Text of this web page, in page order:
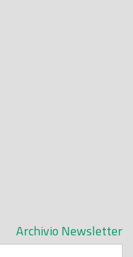
Archivio Newsletter